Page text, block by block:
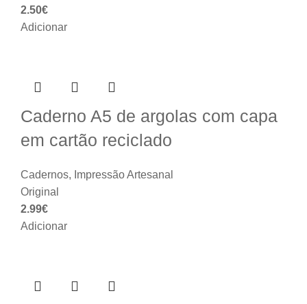
2.50€
Adicionar
Caderno A5 de argolas com capa
em cartão reciclado
Cadernos, Impressão Artesanal
Original
2.99€
Adicionar